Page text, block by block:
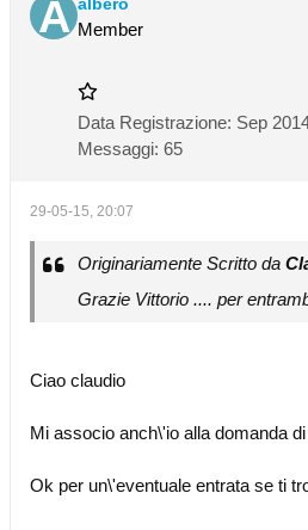
Member
Data Registrazione: Sep
Messaggi: 65
29-05-15, 20:07
Originariamente Scritto da
Grazie Vittorio .... per
Ciao claudio
Mi associo anch\'io alla domanda
Ok per un\'eventuale entrata se ti